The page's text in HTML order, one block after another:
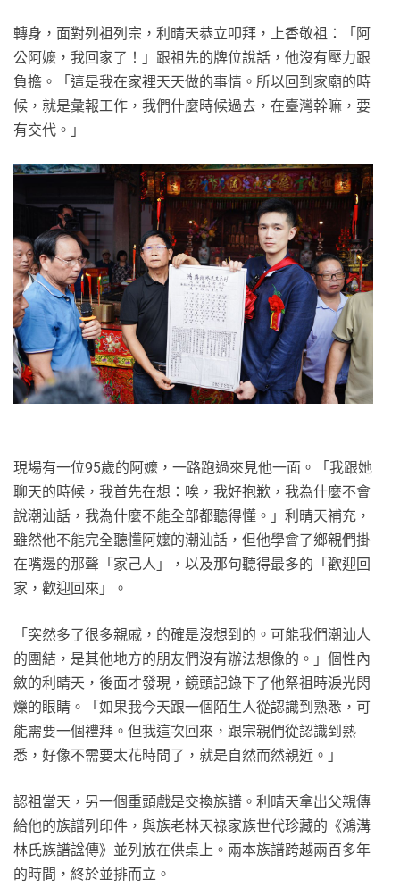
轉身，面對列祖列宗，利晴天恭立叩拜，上香敬祖：「阿
公阿嬤，我回家了！」跟祖先的牌位說話，他沒有壓力跟
負擔。「這是我在家裡天天做的事情。所以回到家廟的時
候，就是彙報工作，我們什麼時候過去，在臺灣幹嘛，要
有交代。」
現場有一位95歲的阿嬤，一路跑過來見他一面。「我跟她
聊天的時候，我首先在想：唉，我好抱歉，我為什麼不會
說潮汕話，我為什麼不能全部都聽得懂。」利晴天補充，
雖然他不能完全聽懂阿嬤的潮汕話，但他學會了鄉親們掛
在嘴邊的那聲「家己人」，以及那句聽得最多的「歡迎回
家，歡迎回來」。
「突然多了很多親戚，的確是沒想到的。可能我們潮汕人
的團結，是其他地方的朋友們沒有辦法想像的。」個性內
斂的利晴天，後面才發現，鏡頭記錄下了他祭祖時淚光閃
爍的眼睛。「如果我今天跟一個陌生人從認識到熟悉，可
能需要一個禮拜。但我這次回來，跟宗親們從認識到熟
悉，好像不需要太花時間了，就是自然而然親近。」
認祖當天，另一個重頭戲是交換族譜。利晴天拿出父親傳
給他的族譜列印件，與族老林天祿家族世代珍藏的《鴻溝
林氏族譜諡傳》並列放在供桌上。兩本族譜跨越兩百多年
的時間，終於並排而立。